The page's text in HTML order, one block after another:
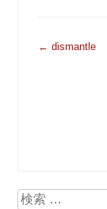
投
ン
← dismantle
検